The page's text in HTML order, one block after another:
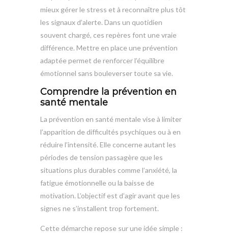
mieux gérer le stress et à reconnaître plus tôt
les signaux d’alerte. Dans un quotidien
souvent chargé, ces repères font une vraie
différence. Mettre en place une prévention
adaptée permet de renforcer l’équilibre
émotionnel sans bouleverser toute sa vie.
Comprendre la prévention en
santé mentale
La prévention en santé mentale vise à limiter
l’apparition de difficultés psychiques ou à en
réduire l’intensité. Elle concerne autant les
périodes de tension passagère que les
situations plus durables comme l’anxiété, la
fatigue émotionnelle ou la baisse de
motivation. L’objectif est d’agir avant que les
signes ne s’installent trop fortement.
Cette démarche repose sur une idée simple :